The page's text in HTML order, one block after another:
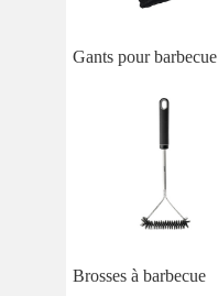
Gants pour barbecue
Brosses à barbecue